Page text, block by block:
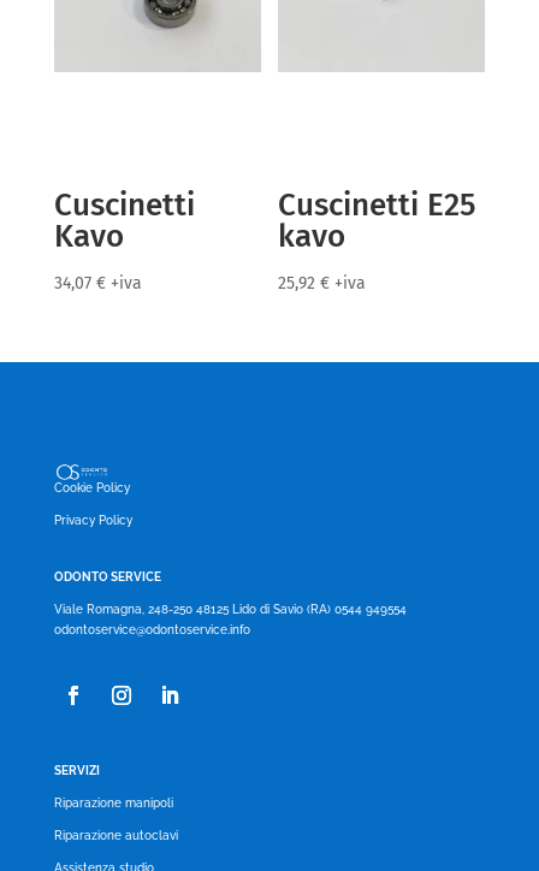
Cuscinetti
Kavo
34,07 € +iva
Cuscinetti E25
kavo
25,92€ +iva
Cookie Policy
Privacy Policy
ODONTO SERVICE
Viale Romagna, 248-250 48125 Lido di Savio (RA) 0544 949554
odontoservice@odontoservice.info
SERVIZI
Riparazione manipoli
Riparazione autoclavi